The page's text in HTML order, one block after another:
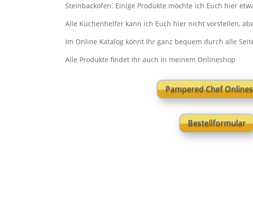
Steinbackofen. Einige Produkte möchte ich Euch hier
Alle Küchenhelfer kann ich Euch hier nicht vorstellen,
Im Online Katalog könnt Ihr ganz bequem durch alle
Alle Produkte findet Ihr auch in meinem Onlineshop
Pampered Chef
Bestellformular